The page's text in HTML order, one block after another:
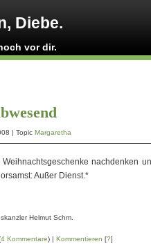
Diebe.
vor dir.
| Topic Margaretha
Weihnachtsgeschenke nachdenken
Außer Dienst.*
Helmut Schm.
4 Kommentare) | Kommentieren [?]